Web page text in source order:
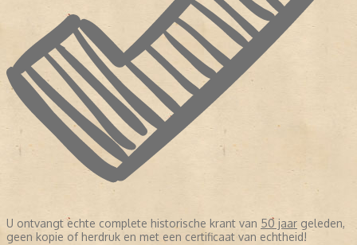
U ontvangt echte complete historische krant van 50 jaar geleden,
geen kopie of herdruk en met een certificaat van echtheid!